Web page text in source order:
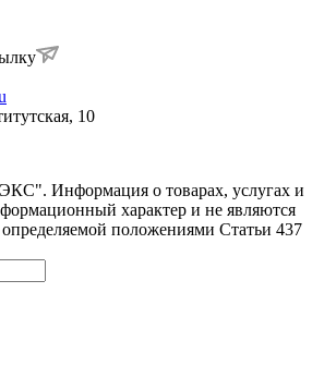
10
Информация о товарах, услугах и
характер и не являются
положениями Статьи 437